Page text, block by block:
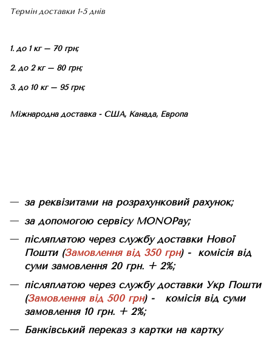
Термін доставки 1-5 днів
1. до 1 кг – 70 грн;
2. до 2 кг – 80 грн;
3. до 10 кг – 95 грн;
Міжнародна доставка - США, Канада, Европа
за реквізитами на розрахунковий рахунок;
за допомогою сервісу MONOPay;
післяплатою через службу доставки Нової
Пошти (Замовлення від 350 грн) - комісія від
суми замовлення 20 грн. + 2%;
післяплатою через службу доставки Укр Пошти
(Замовлення від 500 грн) - комісія від суми
замовлення 10 грн. + 2%;
Банківський переказ з картки на картку